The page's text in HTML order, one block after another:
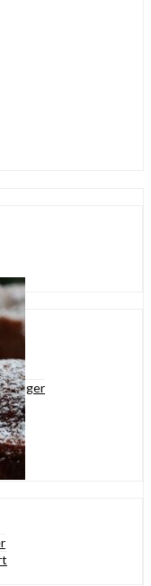
kager